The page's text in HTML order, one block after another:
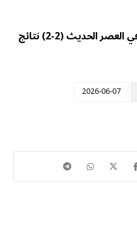
قراءة في تخلف العالم العربي في العصر الحديث (2-2) نتائج
2026-06-07